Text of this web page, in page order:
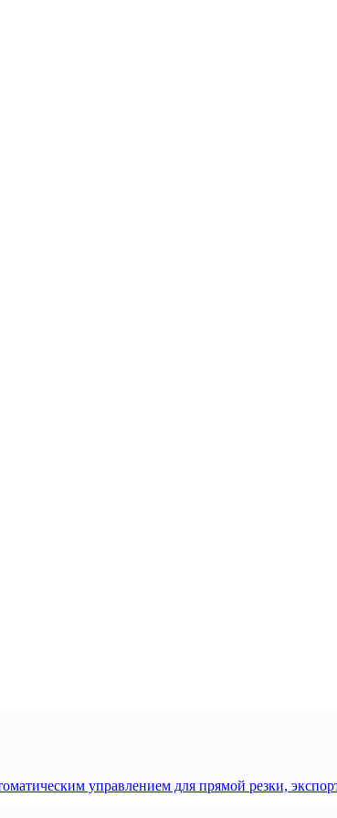
управлением для прямой резки,